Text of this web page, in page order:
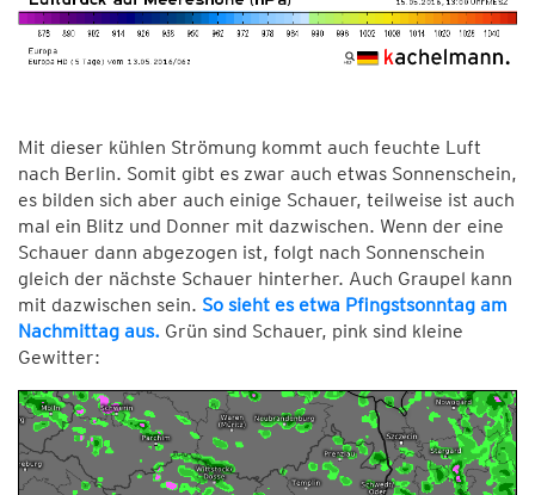
Mit dieser kühlen Strömung kommt auch feuchte Luft
nach Berlin. Somit gibt es zwar auch etwas Sonnenschein,
es bilden sich aber auch einige Schauer, teilweise ist auch
mal ein Blitz und Donner mit dazwischen. Wenn der eine
Schauer dann abgezogen ist, folgt nach Sonnenschein
gleich der nächste Schauer hinterher. Auch Graupel kann
mit dazwischen sein. So sieht es etwa Pfingstsonntag am
Nachmittag aus. Grün sind Schauer, pink sind kleine
Gewitter: